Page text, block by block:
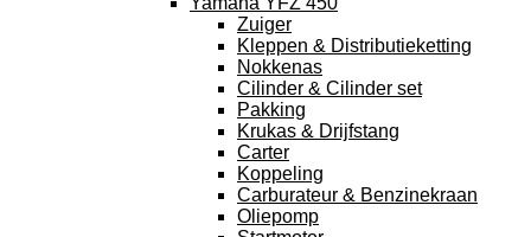
Zuiger
Kleppen & Distributieketting
Nokkenas
Cilinder & Cilinder set
Pakking
Krukas & Drijfstang
Carter
Koppeling
Carburateur & Benzinekraan
Oliepomp